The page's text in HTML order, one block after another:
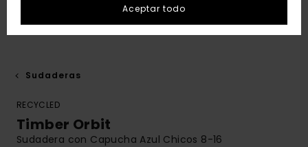
Sudaderas
RECYCLED
Timber Orbit
Sudadera con Capucha Azul Chicos 8-16
Aceptar todo